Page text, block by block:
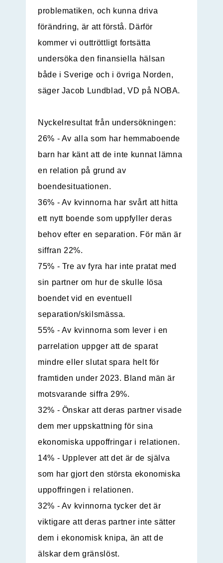
problematiken, och kunna driva
förändring, är att förstå. Därför
kommer vi outtröttligt fortsätta
undersöka den finansiella hälsan
både i Sverige och i övriga Norden,
säger Jacob Lundblad, VD på NOBA.
Nyckelresultat från undersökningen:
26% - Av alla som har hemmaboende
barn har känt att de inte kunnat lämna
en relation på grund av
boendesituationen.
36% - Av kvinnorna har svårt att hitta
ett nytt boende som uppfyller deras
behov efter en separation. För män är
siffran 22%.
75% - Tre av fyra har inte pratat med
sin partner om hur de skulle lösa
boendet vid en eventuell
separation/skilsmässa.
55% - Av kvinnorna som lever i en
parrelation uppger att de sparat
mindre eller slutat spara helt för
framtiden under 2023. Bland män är
motsvarande siffra 29%.
32% - Önskar att deras partner visade
dem mer uppskattning för sina
ekonomiska uppoffringar i relationen.
14% - Upplever att det är de själva
som har gjort den största ekonomiska
uppoffringen i relationen.
32% - Av kvinnorna tycker det är
viktigare att deras partner inte sätter
dem i ekonomisk knipa, än att de
älskar dem gränslöst.